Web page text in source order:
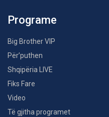
Programe
Big Brother VIP
Për’puthen
Shqipëria LIVE
Fiks Fare
Video
Të gjitha programet